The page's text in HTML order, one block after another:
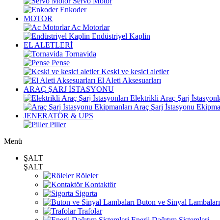
Enkoder
MOTOR
Ac Motorlar
Endüstriyel Kaplin
EL ALETLERİ
Tornavida
Pense
Keski ve kesici aletler
El Aleti Aksesuarları
ARAÇ ŞARJ İSTASYONU
Elektrikli Araç Şarj
Araç Şarj İstasyonu
JENERATÖR & UPS
Piller
Menü
ŞALT
ŞALT
Röleler
Kontaktör
Sigorta
Buton ve Sinyal Lambaları
Trafolar